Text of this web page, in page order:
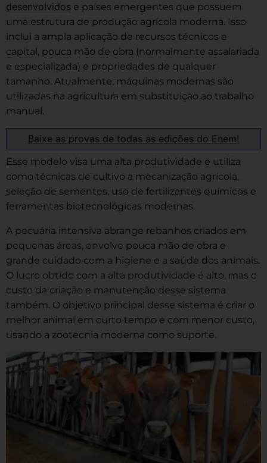
desenvolvidos e países emergentes que possuem
uma estrutura de produção agrícola moderna. Isso
inclui a ampla aplicação de recursos técnicos e
capital, pouca mão de obra (normalmente assalariada
e especializada) e propriedades de qualquer
tamanho. Atualmente, máquinas modernas são
utilizadas na agricultura em substituição ao trabalho
manual.
Baixe as provas de todas as edições do Enem!
Esse modelo visa uma alta produtividade e utiliza
como técnicas de cultivo a mecanização agrícola,
seleção de sementes, uso de fertilizantes químicos e
ferramentas biotecnológicas modernas.
A pecuária intensiva abrange rebanhos criados em
pequenas áreas, envolve pouca mão de obra e
grande cuidado com a higiene e a saúde dos animais.
O lucro obtido com a alta produtividade é alto, mas o
custo da criação e manutenção desse sistema
também. O objetivo principal desse sistema é criar o
melhor animal em curto tempo e com menor custo,
usando a zootecnia moderna como suporte.